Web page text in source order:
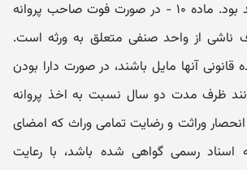
کسب بلامانع خواهد بود. ماده ۱۰ - در صورت فوت صاحب پروانه
ناشی از واحد صنفی متعلق به ورثه است.
قانونی آنها مایل باشند، در صورت دارا بودن
ظرف مدت دو سال نسبت به اخذ پروانه
وراثت و رضایت تمامی وراث که امضای
اسناد رسمی گواهی شده باشد، با رعایت